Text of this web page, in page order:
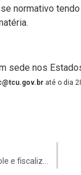
normativo
sede nos
até o dia